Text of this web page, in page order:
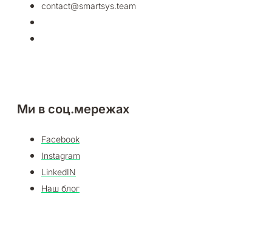
contact@smartsys.team
Ми в соц.мережах
Facebook
Instagram
LinkedIN
Наш блог